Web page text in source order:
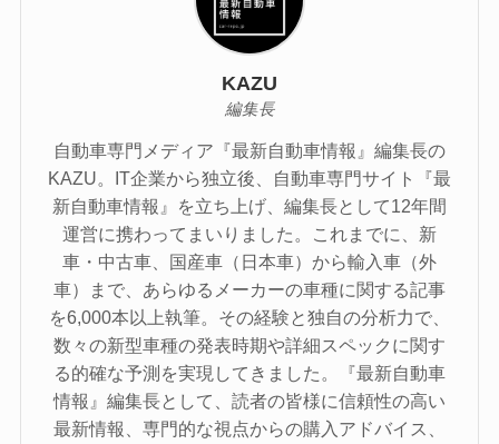
KAZU
編集長
自動車専門メディア『最新自動車情報』編集長の
KAZU。IT企業から独立後、自動車専門サイト『最
新自動車情報』を立ち上げ、編集長として12年間
運営に携わってまいりました。これまでに、新
車・中古車、国産車（日本車）から輸入車（外
車）まで、あらゆるメーカーの車種に関する記事
を6,000本以上執筆。その経験と独自の分析力で、
数々の新型車種の発表時期や詳細スペックに関す
る的確な予測を実現してきました。『最新自動車
情報』編集長として、読者の皆様に信頼性の高い
最新情報、専門的な視点からの購入アドバイス、